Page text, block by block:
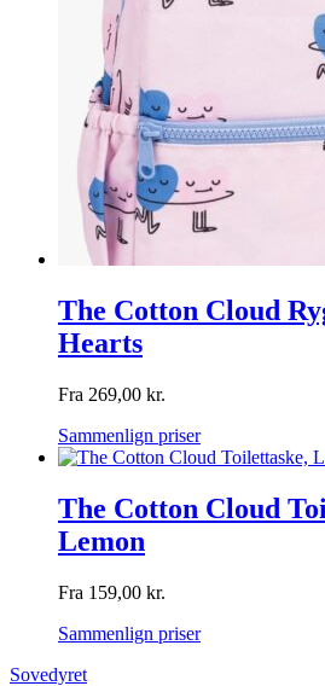
The Cotton Cloud
Hearts
Fra 269,00 kr.
Sammenlign priser
The Cotton Cloud
Lemon
Fra 159,00 kr.
Sammenlign priser
Sovedyret